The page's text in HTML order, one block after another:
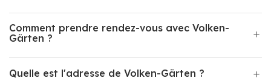
Comment prendre rendez-vous avec Volken-
Gärten ?
Quelle est l'adresse de Volken-Gärten ?